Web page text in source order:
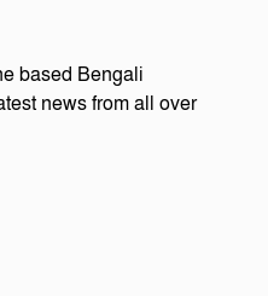
based Bengali
news from all over